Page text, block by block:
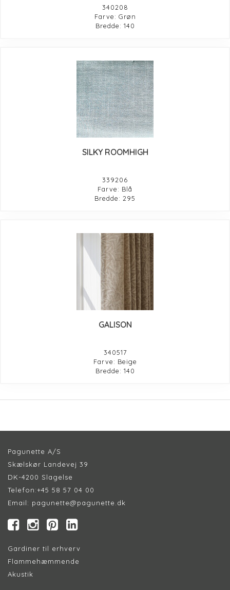
340208
Farve: Grøn
Bredde: 140
SILKY ROOMHIGH
339206
Farve: Blå
Bredde: 295
GALISON
340517
Farve: Beige
Bredde: 140
Pagunette A/S
Skælskør Landevej 39
DK-4200 Slagelse
Telefon:+45 58 57 04 00
Email: pagunette@pagunette.dk
Gardiner til erhverv
Flammehæmmende
Akustik